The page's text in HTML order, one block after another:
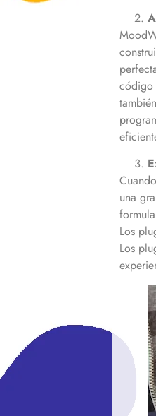
código
una
Los
Los